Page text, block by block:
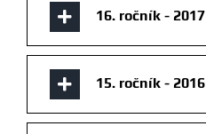
16. ročník - 2017
15. ročník - 2016